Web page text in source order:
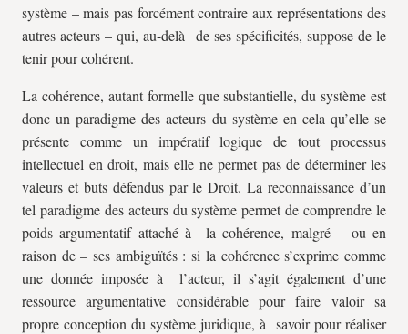
système – mais pas forcément contraire aux représentations des
autres acteurs – qui, au-delà de ses spécificités, suppose de le
tenir pour cohérent.
La cohérence, autant formelle que substantielle, du système est
donc un paradigme des acteurs du système en cela qu’elle se
présente comme un impératif logique de tout processus
intellectuel en droit, mais elle ne permet pas de déterminer les
valeurs et buts défendus par le Droit. La reconnaissance d’un
tel paradigme des acteurs du système permet de comprendre le
poids argumentatif attaché à la cohérence, malgré – ou en
raison de – ses ambiguïtés : si la cohérence s’exprime comme
une donnée imposée à l’acteur, il s’agit également d’une
ressource argumentative considérable pour faire valoir sa
propre conception du système juridique, à savoir pour réaliser